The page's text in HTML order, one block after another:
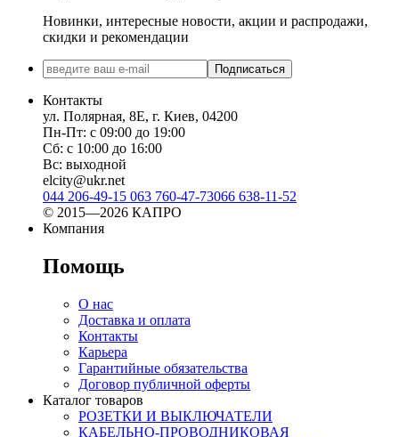
Новинки, интересные новости, акции и распродажи,
скидки и рекомендации
Подписаться
Контакты
ул. Полярная, 8Е, г. Киев, 04200
Пн-Пт: с 09:00 до 19:00
Сб: с 10:00 до 16:00
Вс: выходной
elcity@ukr.net
044 206-49-15 063 760-47-73066 638-11-52
© 2015—2026 КАПРО
Компания
Помощь
О нас
Доставка и оплата
Контакты
Карьера
Гарантийные обязательства
Договор публичной оферты
Каталог товаров
РОЗЕТКИ И ВЫКЛЮЧАТЕЛИ
КАБЕЛЬНО-ПРОВОДНИКОВАЯ